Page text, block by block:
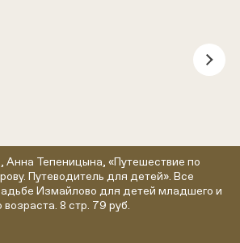
Анна Тепеницына, «Путешествие по
Путеводитель для детей». Все
Измайлово для детей младшего и
8 стр. 79 руб.